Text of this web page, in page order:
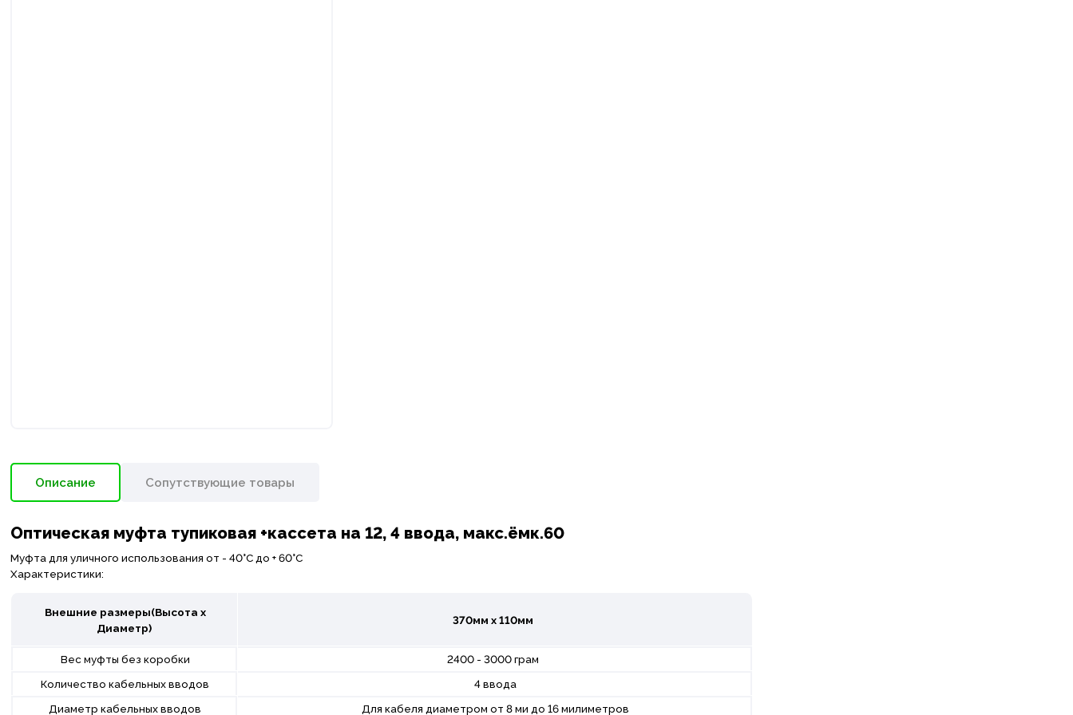
Описание Сопутствующие товары
Оптическая муфта тупиковая +кассета на 12, 4 ввода, макс.ёмк.60
Муфта для уличного использования от - 40°C до + 60°C
Характеристики:
Внешние размеры(Высота х
Диаметр)
370мм х 110мм
Вес муфты без коробки
2400 - 3000 грам
Количество кабельных вводов
4 ввода
Диаметр кабельных вводов
Для кабеля диаметром от 8 ми до 16 милиметров